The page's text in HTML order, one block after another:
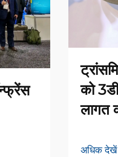
को
लागत
अधिक देखें